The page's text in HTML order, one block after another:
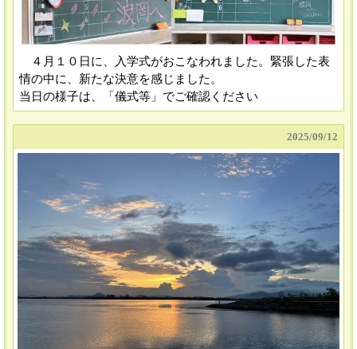
４月１０日に、入学式がおこなわれました。緊張した表
情の中に、新たな決意を感じました。
当日の様子は、「儀式等」でご確認ください
2025/09/12